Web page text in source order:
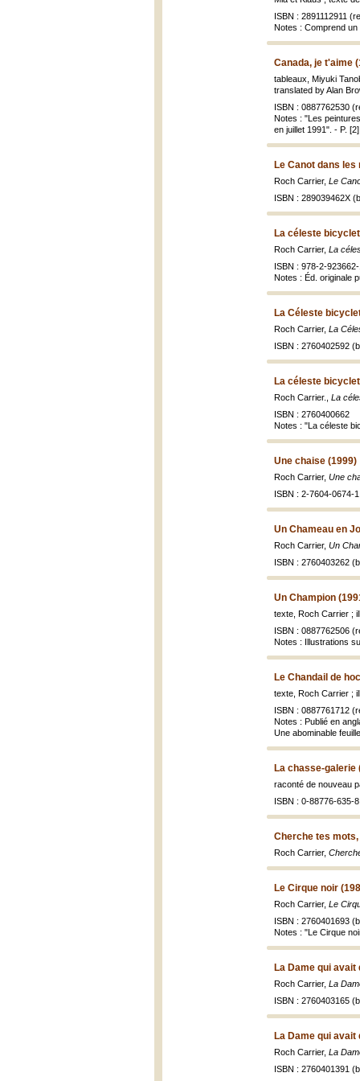
ISBN : 2891112911
Notes : Comprend un
Canada, je t'aime
tableaux, Miyuki
translated by Alan
ISBN : 0887762530
Notes : "Les
en juillet 1991". - P.
Le Canot dans les
Roch Carrier, Le
ISBN : 289039462X
La céleste
Roch Carrier, La
ISBN : 978-2-
Notes : Éd. originale
La Céleste
Roch Carrier, La
ISBN : 2760402592
La céleste
Roch Carrier., La
ISBN : 2760400662
Notes : "La céleste
Une chaise (1999)
Roch Carrier, Une
ISBN : 2-7604-0674-1
Un Chameau en
Roch Carrier, Un
ISBN : 2760403262
Un Champion
texte, Roch Carrier ;
ISBN : 0887762506
Notes : Illustrations
Le Chandail de
texte, Roch Carrier ;
ISBN : 0887761712
Notes : Publié en
Une abominable
La chasse-galerie
raconté de nouveau
ISBN : 0-88776-635-
Cherche tes
Roch Carrier,
Le Cirque noir
Roch Carrier, Le
ISBN : 2760401693
Notes : "Le Cirque
La Dame qui
Roch Carrier, La
ISBN : 2760403165
La Dame qui
Roch Carrier, La
ISBN : 2760401391